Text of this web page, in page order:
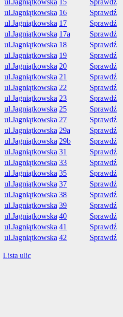
ul.Jagniątkowska 15
Sprawdź
ul.Jagniątkowska 16
Sprawdź
ul.Jagniątkowska 17
Sprawdź
ul.Jagniątkowska 17a
Sprawdź
ul.Jagniątkowska 18
Sprawdź
ul.Jagniątkowska 19
Sprawdź
ul.Jagniątkowska 20
Sprawdź
ul.Jagniątkowska 21
Sprawdź
ul.Jagniątkowska 22
Sprawdź
ul.Jagniątkowska 23
Sprawdź
ul.Jagniątkowska 25
Sprawdź
ul.Jagniątkowska 27
Sprawdź
ul.Jagniątkowska 29a
Sprawdź
ul.Jagniątkowska 29b
Sprawdź
ul.Jagniątkowska 31
Sprawdź
ul.Jagniątkowska 33
Sprawdź
ul.Jagniątkowska 35
Sprawdź
ul.Jagniątkowska 37
Sprawdź
ul.Jagniątkowska 38
Sprawdź
ul.Jagniątkowska 39
Sprawdź
ul.Jagniątkowska 40
Sprawdź
ul.Jagniątkowska 41
Sprawdź
ul.Jagniątkowska 42 Sprawdź
Lista ulic